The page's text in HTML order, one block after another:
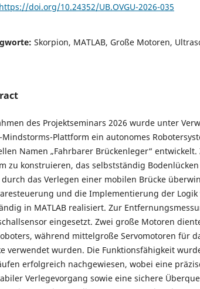
https://doi.org/10.24352/UB.OVGU-2026-035
Skorpion, MATLAB, Große Motoren,
des Projektseminars 2026 wurde unter
Mindstorms-Plattform ein autonomes
Namen „Fahrbarer Brückenleger“ entwickelt.
zu konstruieren, das selbstständig
durch das Verlegen einer mobilen Brücke
und die Implementierung der Logik
in MATLAB realisiert. Zur
eingesetzt. Zwei große Motoren
während mittelgroße Servomotoren für
verwendet wurden. Die Funktionsfähigkeit
erfolgreich nachgewiesen, wobei eine
Verlegevorgang sowie eine sichere